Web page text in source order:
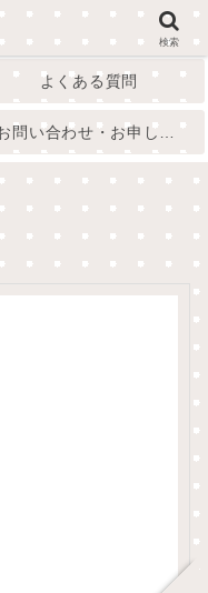
よくある質問
検索